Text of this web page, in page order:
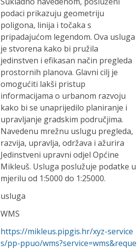
podaci prikazuju geometriju
poligona, linija i točaka s
pripadajućom legendom. Ova usluga
je stvorena kako bi pružila
jedinstven i efikasan način pregleda
prostornih planova. Glavni cilj je
omogućiti lakši pristup
informacijama o urbanom razvoju
kako bi se unaprijedilo planiranje i
upravljanje gradskim područjima.
Navedenu mrežnu uslugu pregleda,
razvija, upravlja, održava i ažurira
Jedinstveni upravni odjel Općine
Mikleuš. Usluga poslužuje podatke u
mjerilu od 1:5000 do 1:25000.
usluga
WMS
https://mikleus.pipgis.hr/xyz-service
s/pp-ppuo/wms?service=wms&reque